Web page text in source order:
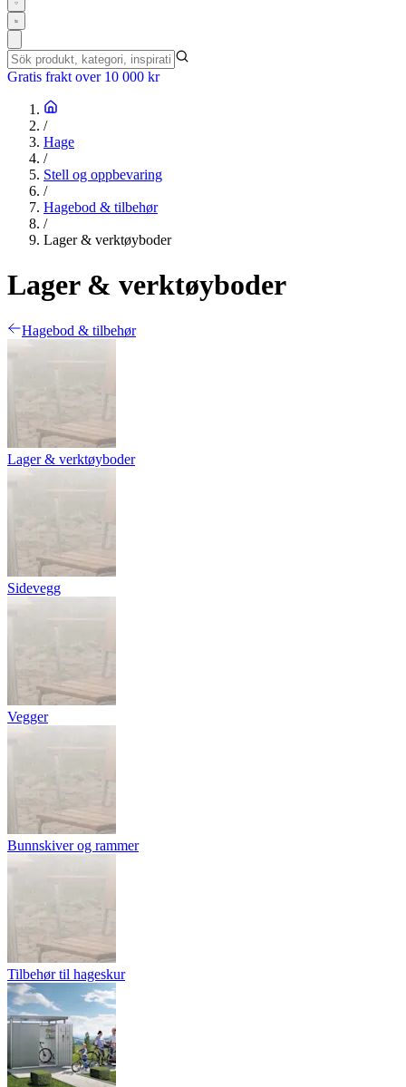
Gratis frakt over 10 000 kr
/
Hage
/
Stell og oppbevaring
/
Hagebod & tilbehør
/
Lager & verktøyboder
Lager & verktøyboder
Hagebod & tilbehør
Lager & verktøyboder
Sidevegg
Vegger
Bunnskiver og rammer
Tilbehør til hageskur